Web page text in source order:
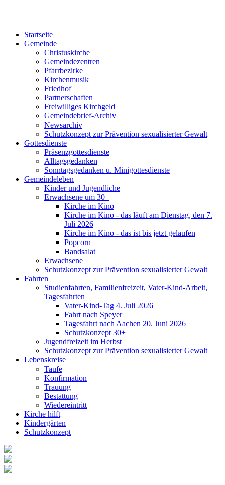
Startseite
Gemeinde
Christuskirche
Gemeindezentren
Pfarrbezirke
Kirchenmusik
Friedhof
Partnerschaften
Freiwilliges Kirchgeld
Gemeindebrief-Archiv
Newsarchiv
Schutzkonzept zur Prävention sexualisierter Gewalt
Gottesdienste
Präsenzgottesdienste
Alltagsgedanken
Sonntagsgedanken u. Minigottesdienste
Gemeindeleben
Kinder und Jugendliche
Erwachsene um 30+
Kirche im Kino
Kirche im Kino - das läuft am Dienstag, den 7.
Juli 2026
Kirche im Kino - das ist bis jetzt gelaufen
Popcorn
Bandsalat
Erwachsene
Schutzkonzept zur Prävention sexualisierter Gewalt
Fahrten
Studienfahrten, Familienfreizeit, Vater-Kind-Arbeit,
Tagesfahrten
Vater-Kind-Tag 4. Juli 2026
Fahrt nach Speyer
Tagesfahrt nach Aachen 20. Juni 2026
Schutzkonzept 30+
Jugendfreizeit im Herbst
Schutzkonzept zur Prävention sexualisierter Gewalt
Lebenskreise
Taufe
Konfirmation
Trauung
Bestattung
Wiedereintritt
Kirche hilft
Kindergärten
Schutzkonzept